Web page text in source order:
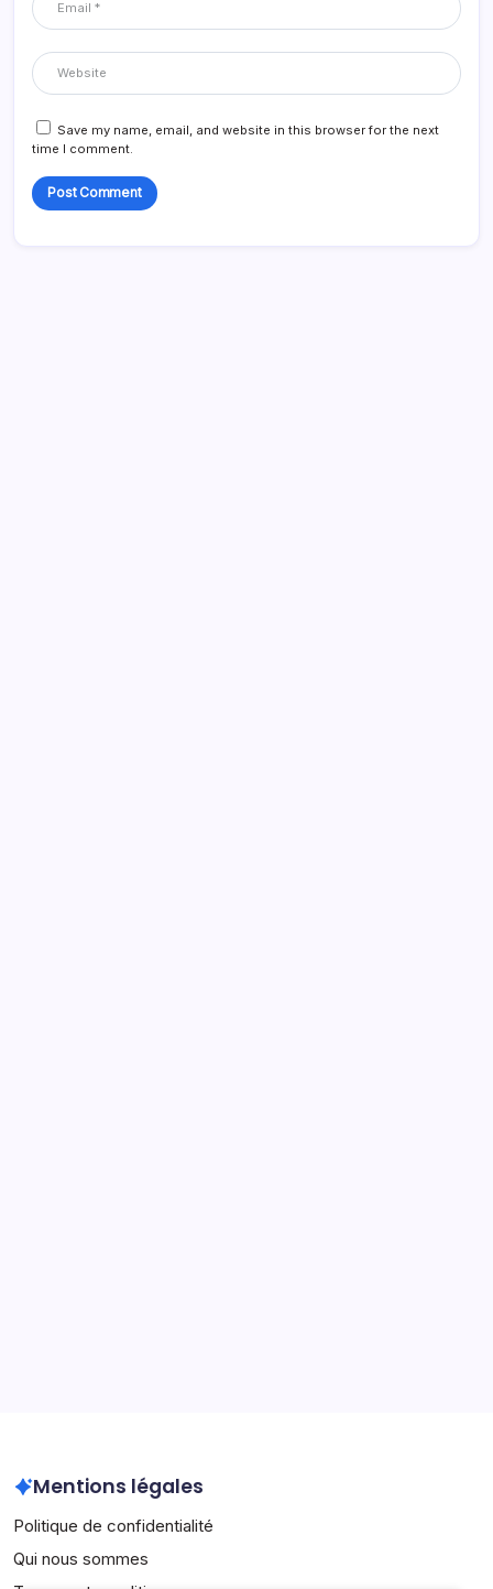
Save my name, email, and website in this browser for the next
time I comment.
Mentions légales
Politique de confidentialité
Qui nous sommes